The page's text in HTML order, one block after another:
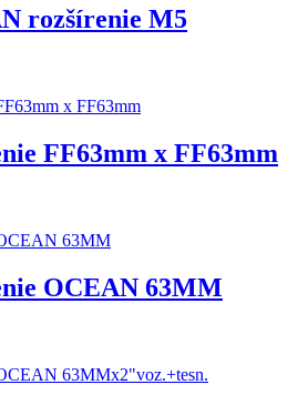
rozšírenie M5
FF63mm x FF63mm
OCEAN 63MM